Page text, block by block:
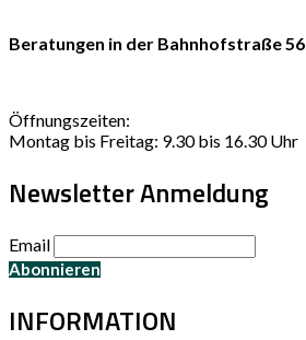
Beratungen in der Bahnhofstraße 56
Öffnungszeiten:
Montag bis Freitag: 9.30 bis 16.30 Uhr
Newsletter Anmeldung
Email
INFORMATION